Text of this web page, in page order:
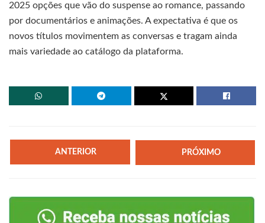
2025 opções que vão do suspense ao romance, passando
por documentários e animações. A expectativa é que os
novos títulos movimentem as conversas e tragam ainda
mais variedade ao catálogo da plataforma.
ANTERIOR PRÓXIMO